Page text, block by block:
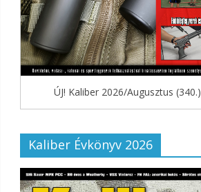
ÚJ! Kaliber 2026/Augusztus (340.)
Kaliber Évkönyv 2026